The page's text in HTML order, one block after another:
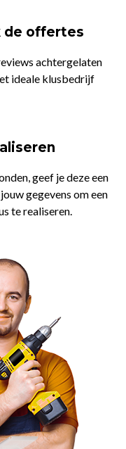
de offertes
achtergelaten
ideale klusbedrijf
geef je deze een
gegevens om een
te realiseren.